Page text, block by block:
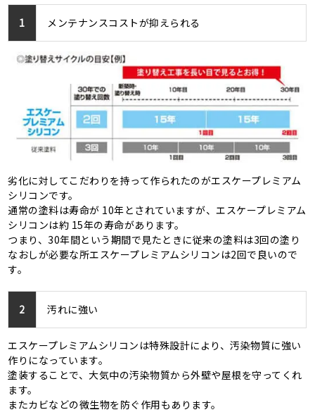
1 メンテナンスコストが抑えられる
劣化に対してこだわりを持って作られたのがエスケープレミアム
シリコンです。
通常の塗料は寿命が 10年とされていますが、エスケープレミアム
シリコンは約 15年の寿命があります。
つまり、30年間という期間で見たときに従来の塗料は3回の塗り
なおしが必要な所エスケープレミアムシリコンは2回で良いので
す。
2 汚れに強い
エスケープレミアムシリコンは特殊設計により、汚染物質に強い
作りになっています。
塗装することで、大気中の汚染物質から外壁や屋根を守ってくれ
ます。
またカビなどの微生物を防ぐ作用もあります。